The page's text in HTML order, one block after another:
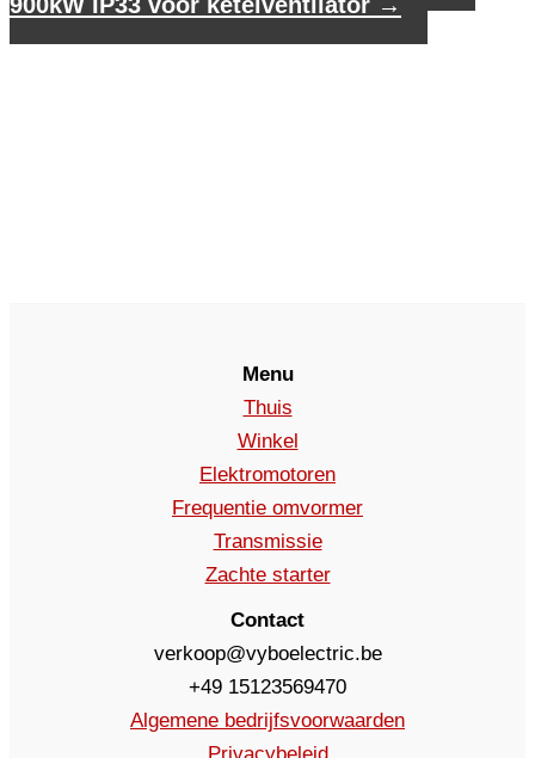
Menu
Thuis
Winkel
Elektromotoren
Frequentie omvormer
Transmissie
Zachte starter
Contact
verkoop@vyboelectric.be
+49 15123569470
Algemene bedrijfsvoorwaarden